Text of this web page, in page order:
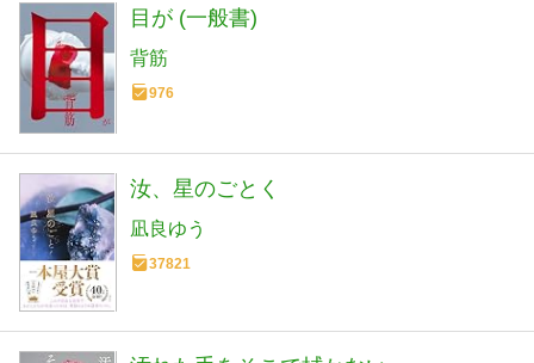
目が (一般書)
背筋
976
汝、星のごとく
凪良ゆう
37821